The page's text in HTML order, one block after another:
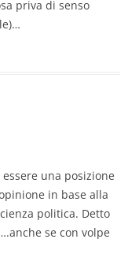
priva di senso
una posizione
in base alla
politica. Detto
se con volpe